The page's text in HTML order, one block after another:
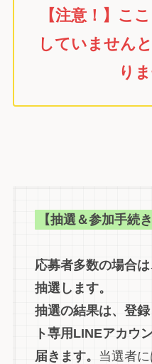
【注意！】こ
していません
り
【抽選＆参加手続き
応募者多数の場合
抽選します。
抽選の結果は、登
ト専用LINEアカウ
届きます。 当選者